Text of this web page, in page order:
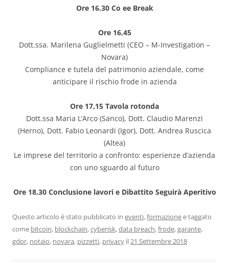
Ore 16.30 Co ee Break
Ore 16,45
Dott.ssa. Marilena Guglielmetti (CEO – M-Investigation –
Novara)
Compliance e tutela del patrimonio aziendale, come
anticipare il rischio frode in azienda
Ore 17,15 Tavola rotonda
Dott.ssa Maria L’Arco (Sanco), Dott. Claudio Marenzi
(Herno), Dott. Fabio Leonardi (Igor), Dott. Andrea Ruscica
(Altea)
Le imprese del territorio a confronto: esperienze d’azienda
con uno sguardo al futuro
Ore 18.30 Conclusione lavori e Dibattito Seguirà Aperitivo
Questo articolo è stato pubblicato in eventi,formazionee taggato
come bitcoin, blockchain,cyberisk,data breach,frode,garante,
gdpr, notaio, novara, pizzetti, privacy il21 Settembre 2018